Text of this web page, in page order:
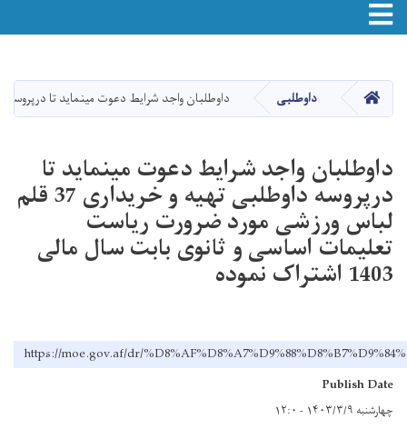
main
content
Toggle navigation
صفحه اصلیداوطلبی داوطلبان واجد شرایط دعوت مینماید تا درپروسه داوطلبی تهیه و خریداری 37 قلم لباس ورزشی مورد ضرورت
داوطلبان واجد شرایط دعوت مینماید تا
درپروسه داوطلبی تهیه و خریداری 37 قلم
لباس ورزشی مورد ضرورت ریاست
تعلیمات اساسی و ثانوی بابت سال مالی
1403 اشتراک نموده
https://moe.gov.af/dr/
Publish Date
چهارشنبه ۱۴۰۳/۳/۹ - ۱۲:۰